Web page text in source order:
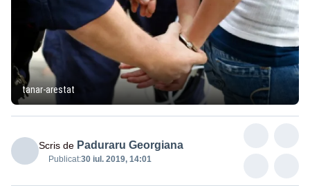
tanar-arestat
Scris de Paduraru Georgiana
Publicat:30 iul. 2019, 14:01